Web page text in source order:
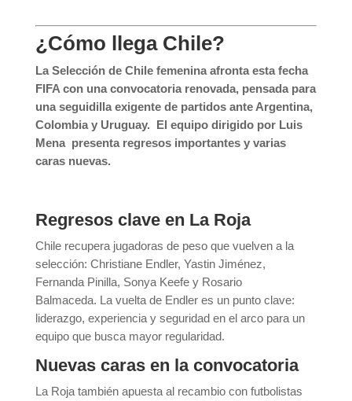
¿Cómo llega Chile?
La Selección de Chile femeninaafronta esta fecha
FIFA con una convocatoria renovada, pensada para
una seguidilla exigente de partidos ante Argentina,
Colombia y Uruguay. El equipo dirigido por Luis
Menapresenta regresos importantes y varias
caras nuevas.
Regresos clave en La Roja
Chile recupera jugadoras de peso que vuelven a la
selección: Christiane Endler, Yastin Jiménez,
Fernanda Pinilla, Sonya Keefe y Rosario
Balmaceda. La vuelta de Endler es un punto clave:
liderazgo, experiencia y seguridad en el arco para un
equipo que busca mayor regularidad.
Nuevas caras en la convocatoria
La Roja también apuesta al recambio con futbolistas